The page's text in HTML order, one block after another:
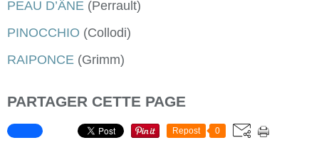
PEAU D’ÂNE (Perrault)
PINOCCHIO (Collodi)
RAIPONCE (Grimm)
PARTAGER CETTE PAGE
Repost 0